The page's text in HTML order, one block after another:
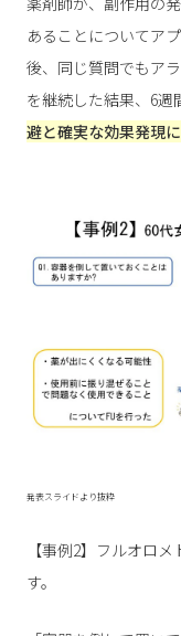
あることについてア
後、同じ質問でもア
を継続した結果、6週
避と確実な効果発現
発表スライドより抜粋
【事例2】フルオロ
す。